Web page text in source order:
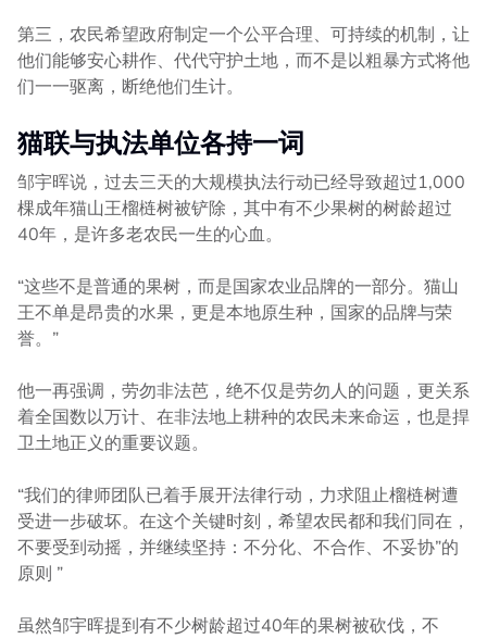
第三，农民希望政府制定一个公平合理、可持续的机制，让
他们能够安心耕作、代代守护土地，而不是以粗暴方式将他
们一一驱离，断绝他们生计。
猫联与执法单位各持一词
邹宇晖说，过去三天的大规模执法行动已经导致超过1,000
棵成年猫山王榴梿树被铲除，其中有不少果树的树龄超过
40年，是许多老农民一生的心血。
“这些不是普通的果树，而是国家农业品牌的一部分。猫山
王不单是昂贵的水果，更是本地原生种，国家的品牌与荣
誉。”
他一再强调，劳勿非法芭，绝不仅是劳勿人的问题，更关系
着全国数以万计、在非法地上耕种的农民未来命运，也是捍
卫土地正义的重要议题。
“我们的律师团队已着手展开法律行动，力求阻止榴梿树遭
受进一步破坏。在这个关键时刻，希望农民都和我们同在，
不要受到动摇，并继续坚持：不分化、不合作、不妥协”的
原则 ”
虽然邹宇晖提到有不少树龄超过40年的果树被砍伐，不